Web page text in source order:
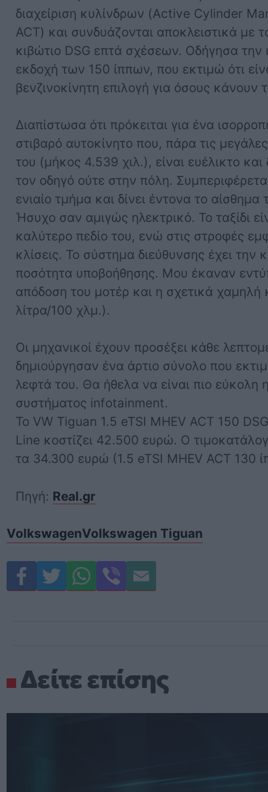
διαχείριση κυλίνδρων (Active Cylinder
ACT) και συνδυάζονται αποκλειστικά με
κιβώτιο DSG επτά σχέσεων. Οδήγησα την
εκδοχή των 150 ίππων, που εκτιμώ ότι
βενζινοκίνητη επιλογή για όσους κάνουν
Διαπίστωσα ότι πρόκειται για ένα
στιβαρό αυτοκίνητο που, πάρα τις
του (μήκος 4.539 χιλ.), είναι ευέλικτο και
τον οδηγό ούτε στην πόλη.
ενιαίο τμήμα και δίνει έντονα το
Ήσυχο σαν αμιγώς ηλεκτρικό. Το ταξίδι
καλύτερο πεδίο του, ενώ στις στροφές
κλίσεις. Το σύστημα διεύθυνσης έχει την
ποσότητα υποβοήθησης. Μου έκαναν
απόδοση του μοτέρ και η σχετικά
λίτρα/100 χλμ.).
Οι μηχανικοί έχουν προσέξει κάθε
δημιούργησαν ένα άρτιο σύνολο που
λεφτά του. Θα ήθελα να είναι πιο εύκολη
συστήματος infotainment.
Το VW Tiguan 1.5 eTSI MHEV ACT 150
Line κοστίζει 42.500 ευρώ. Ο
τα 34.300 ευρώ (1.5 eTSI MHEV ACT 130
Πηγή: Real.gr
VolkswagenVolkswagen Tiguan
Δείτε επίσης